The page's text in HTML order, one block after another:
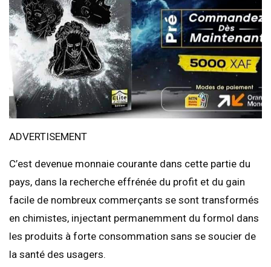
ADVERTISEMENT
C’est devenue monnaie courante dans cette partie du
pays, dans la recherche effrénée du profit et du gain
facile de nombreux commerçants se sont transformés
en chimistes, injectant permanemment du formol dans
les produits à forte consommation sans se soucier de
la santé des usagers.